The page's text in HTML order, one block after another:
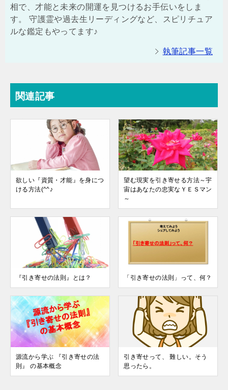
相で、才能と未来の開運を見つけるお手伝いをしま
す。 守護霊や過去生リーディングなど、スピリチュア
ルな鑑定もやってます♪
執筆記事一覧
関連記事
欲しい『資質・才能』を身につ
ける方法(^^♪
望む現実を引き寄せる方法～宇
宙はあなたの忠実なＹＥＳマン
～
『引き寄せの法則』とは？ 「引き寄せの法則」って、何？
源流から学ぶ 『引き寄せの法
則』 の基本概念
引き寄せって、 難しい。そう
思ったら。